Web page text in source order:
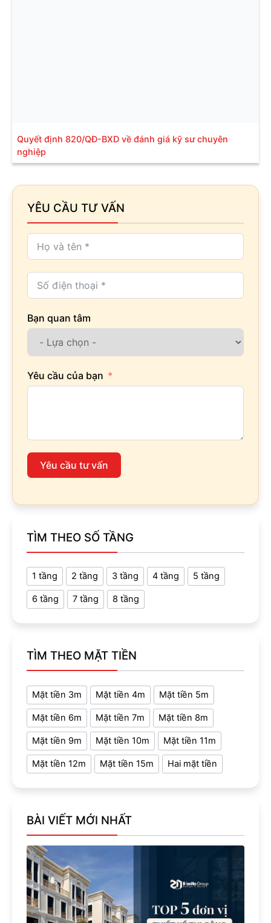
Quyết định 820/QĐ-BXD về đánh giá kỹ sư chuyên
nghiệp
YÊU CẦU TƯ VẤN
Bạn quan tâm
Yêu cầu của bạn
Yêu cầu tư vấn
TÌM THEO SỐ TẦNG
1 tầng 2 tầng 3 tầng 4 tầng 5 tầng
6 tầng 7 tầng 8 tầng
TÌM THEO MẶT TIỀN
Mặt tiền 3m Mặt tiền 4m Mặt tiền 5m
Mặt tiền 6m Mặt tiền 7m Mặt tiền 8m
Mặt tiền 9m Mặt tiền 10m Mặt tiền 11m
Mặt tiền 12m Mặt tiền 15m Hai mặt tiền
BÀI VIẾT MỚI NHẤT